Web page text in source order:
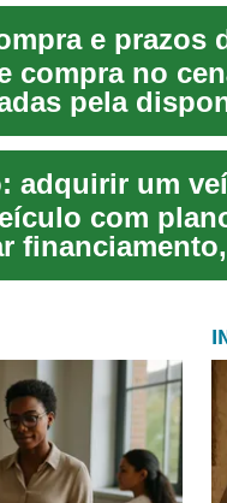
e prazos
compra no
pela
com
opções...